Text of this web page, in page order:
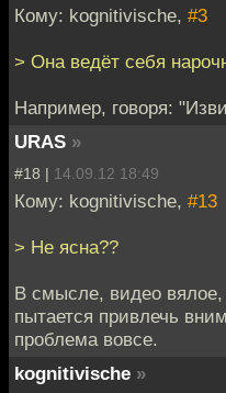
Кому: kognitivische, #3
> Она ведёт себя
Например, говоря:
URAS »
#18 | 14.09.12 18:49
Кому: kognitivische, #13
> Не ясна??
В смысле, видео вялое,
пытается привлечь
проблема вовсе.
kognitivische »